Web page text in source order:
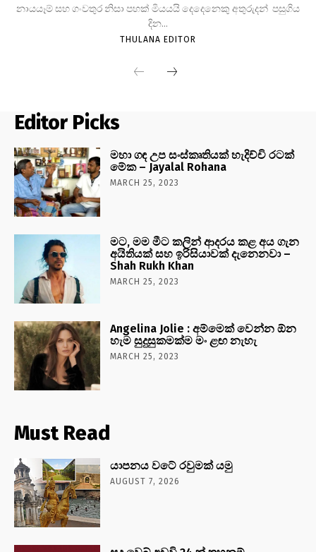
නායයෑම් සහ ගංවතුර නිසා පහක් මියයයි දෙදෙනෙකු අතුරුදන් පසුගිය
දින...
THULANA EDITOR
Editor Picks
මහා ගඳ උප සංස්කෘතියක් හැදිච්චි රටක්
මේක – Jayalal Rohana
MARCH 25, 2023
මට, මම මීට කලින් ආදරය කළ අය ගැන
අයිතියක් සහ ඉරිසියාවක් දැනෙනවා –
Shah Rukh Khan
MARCH 25, 2023
Angelina Jolie : අම්මෙක් වෙන්න ඕන
හැම සුදුසුකමක්ම මං ළඟ නැහැ
MARCH 25, 2023
Must Read
යාපනය වටේ රවුමක් යමු
AUGUST 7, 2026